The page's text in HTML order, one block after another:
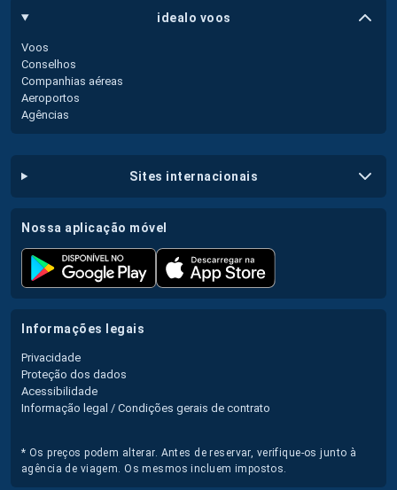
idealo voos
Voos
Conselhos
Companhias aéreas
Aeroportos
Agências
sites internacionais
nossa aplicação móvel
informações legais
Privacidade
Proteção dos dados
Acessibilidade
Informação legal / Condições gerais de contrato
* Os preços podem alterar. Antes de reservar, verifique-os junto à
agência de viagem. Os mesmos incluem impostos.